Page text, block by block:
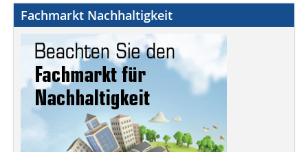
Fachmarkt Nachhaltigkeit